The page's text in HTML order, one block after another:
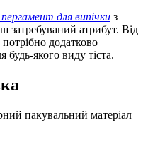
для випічки з
затребуваний атрибут. Від
додатково
якого виду тіста.
пакувальний матеріал